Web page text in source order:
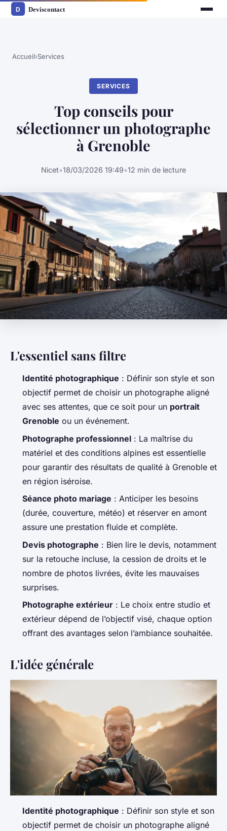
Accueil›Services
SERVICES
Top conseils pour
sélectionner un photographe
à Grenoble
Nicet•18/03/2026 19:49•12 min de lecture
L'essentiel sans filtre
Identité photographique : Définir son style et son
objectif permet de choisir un photographe aligné
avec ses attentes, que ce soit pour un portrait
Grenoble ou un événement.
Photographe professionnel : La maîtrise du
matériel et des conditions alpines est essentielle
pour garantir des résultats de qualité à Grenoble et
en région iséroise.
Séance photo mariage : Anticiper les besoins
(durée, couverture, météo) et réserver en amont
assure une prestation fluide et complète.
Devis photographe : Bien lire le devis, notamment
sur la retouche incluse, la cession de droits et le
nombre de photos livrées, évite les mauvaises
surprises.
Photographe extérieur : Le choix entre studio et
extérieur dépend de l’objectif visé, chaque option
offrant des avantages selon l’ambiance souhaitée.
L'idée générale
Identité photographique : Définir son style et son
objectif permet de choisir un photographe aligné